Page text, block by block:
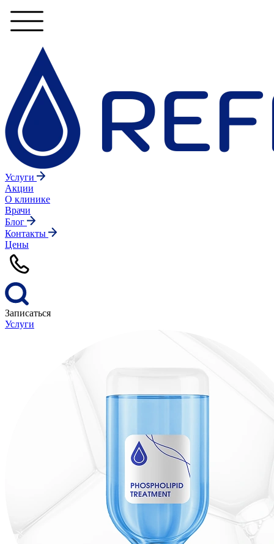
Услуги
Акции
О клинике
Врачи
Блог
Контакты
Цены
Записаться
Услуги